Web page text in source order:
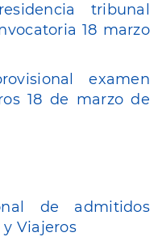
tribunal
18 marzo
examen
18 de marzo de
de admitidos
Viajeros